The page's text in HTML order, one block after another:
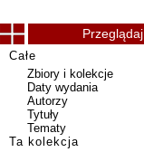
Przeglądaj
Całe
Zbiory i kolekcje
Daty wydania
Autorzy
Tytuły
Tematy
Ta kolekcja